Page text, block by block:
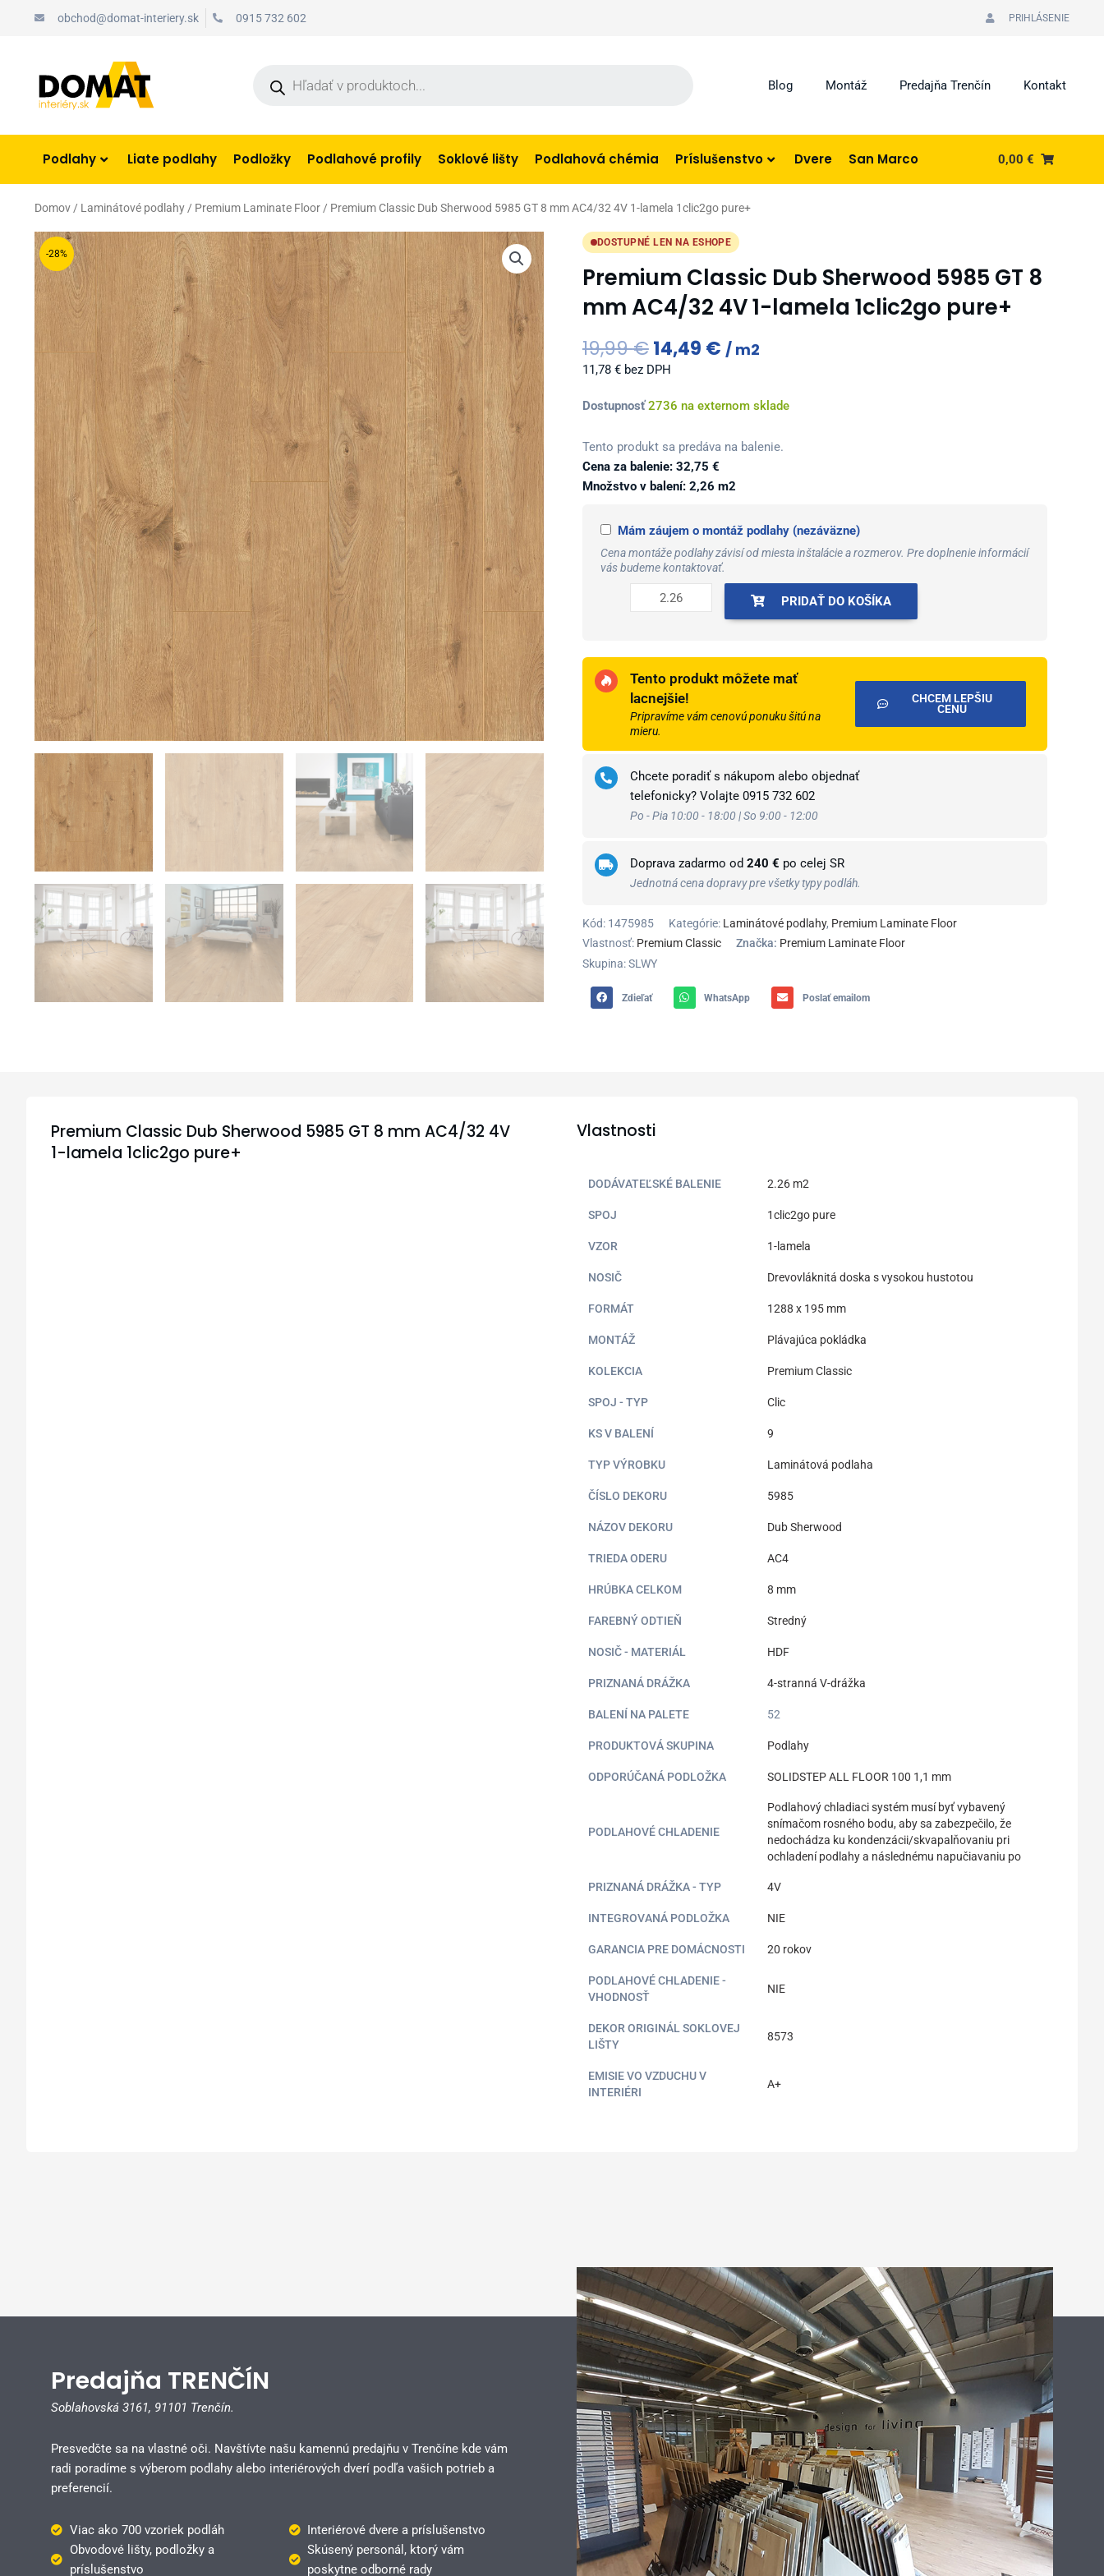
obchod@domat-interiery.sk 0915 732 602 PRIHLÁSENIE
Blog Montáž Predajňa Trenčín Kontakt
Podlahy Liate podlahy Podložky Podlahové profily Soklové lišty Podlahová chémia Príslušenstvo Dvere San Marco 0,00€
Domov / Laminátové podlahy / Premium Laminate Floor / Premium Classic Dub Sherwood 5985 GT 8 mm AC4/32 4V 1-lamela 1clic2go pure+
-28%
DOSTUPNÉ LEN NA ESHOPE
Premium Classic Dub Sherwood 5985 GT 8
mm AC4/32 4V 1-lamela 1clic2go pure+
19,99€Original
price
19,99 €.
14,49 €Current
14,49 €.
m2
11,78 € bez DPH
Dostupnosť 2736 na externom sklade
Tento produkt sa predáva na balenie.
Cena za balenie: 32,75 €
Množstvo v balení: 2,26 m2
Cena montáže podlahy závisí od miesta inštalácie a rozmerov. Pre doplnenie informácií
vás budeme kontaktovať.
Mám záujem o montáž podlahy (nezáväzne)
množstvo
Classic
Dub
Sherwood
GT
mm
AC4/32
1clic2go
pure+
PRIDAŤ DO KOŠÍKA
Tento produkt môžete mať
lacnejšie!
Pripravíme vám cenovú ponuku šitú na
mieru.
CHCEM LEPŠIU
CENU
Chcete poradiť s nákupom alebo objednať
telefonicky? Volajte 0915 732 602
Po - Pia 10:00 - 18:00 | So 9:00 - 12:00
Doprava zadarmo od 240 € po celej SR
Jednotná cena dopravy pre všetky typy podláh.
Kód: 1475985 Kategórie: Laminátové podlahy, Premium Laminate Floor
Vlastnosť: Premium Classic Značka: Premium Laminate Floor
Skupina: SLWY
Zdieľať WhatsApp Poslať emailom
Premium Classic Dub Sherwood 5985 GT 8 mm AC4/32 4V
1-lamela 1clic2go pure+
Vlastnosti
DODÁVATEĽSKÉ BALENIE 2.26 m2
SPOJ 1clic2go pure
VZOR 1-lamela
NOSIČ Drevovláknitá doska s vysokou hustotou
FORMÁT 1288 x 195 mm
MONTÁŽ Plávajúca pokládka
KOLEKCIA Premium Classic
SPOJ - TYP Clic
KS V BALENÍ 9
TYP VÝROBKU Laminátová podlaha
ČÍSLO DEKORU 5985
NÁZOV DEKORU Dub Sherwood
TRIEDA ODERU AC4
HRÚBKA CELKOM 8 mm
FAREBNÝ ODTIEŇ Stredný
NOSIČ - MATERIÁL HDF
PRIZNANÁ DRÁŽKA 4-stranná V-drážka
BALENÍ NA PALETE 52
PRODUKTOVÁ SKUPINA Podlahy
ODPORÚČANÁ PODLOŽKA SOLIDSTEP ALL FLOOR 100 1,1 mm
PODLAHOVÉ CHLADENIE
Podlahový chladiaci systém musí byť vybavený
snímačom rosného bodu, aby sa zabezpečilo, že
nedochádza ku kondenzácii/skvapalňovaniu pri
ochladení podlahy a následnému napučiavaniu po
PRIZNANÁ DRÁŽKA - TYP 4V
INTEGROVANÁ PODLOŽKA NIE
GARANCIA PRE DOMÁCNOSTI 20 rokov
PODLAHOVÉ CHLADENIE -
VHODNOSŤ
NIE
DEKOR ORIGINÁL SOKLOVEJ
LIŠTY
8573
EMISIE VO VZDUCHU V
INTERIÉRI
A+
Predajňa TRENČÍN
Soblahovská 3161, 91101 Trenčín.
Presvedčte sa na vlastné oči. Navštívte našu kamennú predajňu v Trenčíne kde vám
radi poradíme s výberom podlahy alebo interiérových dverí podľa vašich potrieb a
preferencií.
Viac ako 700 vzoriek podláh
Interiérové dvere a príslušenstvo
Obvodové lišty, podložky a
príslušenstvo
Skúsený personál, ktorý vám
poskytne odborné rady